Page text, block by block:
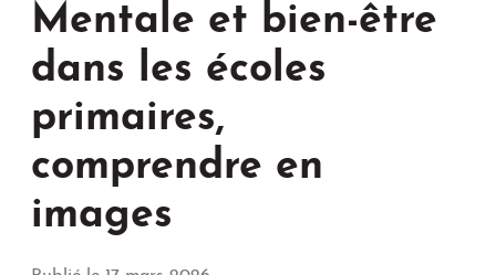
Mentale et bien-être
dans les écoles
primaires,
comprendre en
images